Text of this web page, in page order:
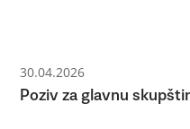
30.04.2026
Poziv za glavnu